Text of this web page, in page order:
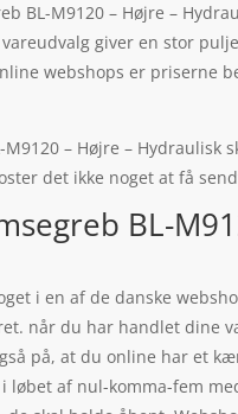
BL-M9120 – Højre –
giver en stor
webshops er priserne
M9120 – Højre –
det ikke noget at få
BL-
i en af de danske
når du har handlet dine
på, at du online har et
løbet af nul-komma-fem